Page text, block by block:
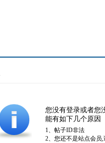
您没有登录或者您
能有如下几个原因
1、帖子ID非法
2、您还不是站点会员